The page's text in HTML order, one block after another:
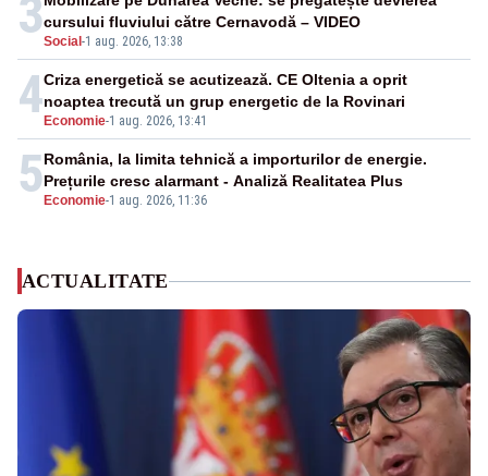
3Social -1 aug. 2026, 13:38
cursului fluviului către Cernavodă – VIDEO
4 Economie-1 aug. 2026, 13:41
Criza energetică se acutizează. CE Oltenia a oprit
noaptea trecută un grup energetic de la Rovinari
5 Economie-1 aug. 2026, 11:36
România, la limita tehnică a importurilor de energie.
Prețurile cresc alarmant - Analiză Realitatea Plus
ACTUALITATE